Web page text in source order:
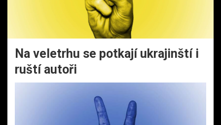
Na veletrhu se potkají ukrajinští i
ruští autoři